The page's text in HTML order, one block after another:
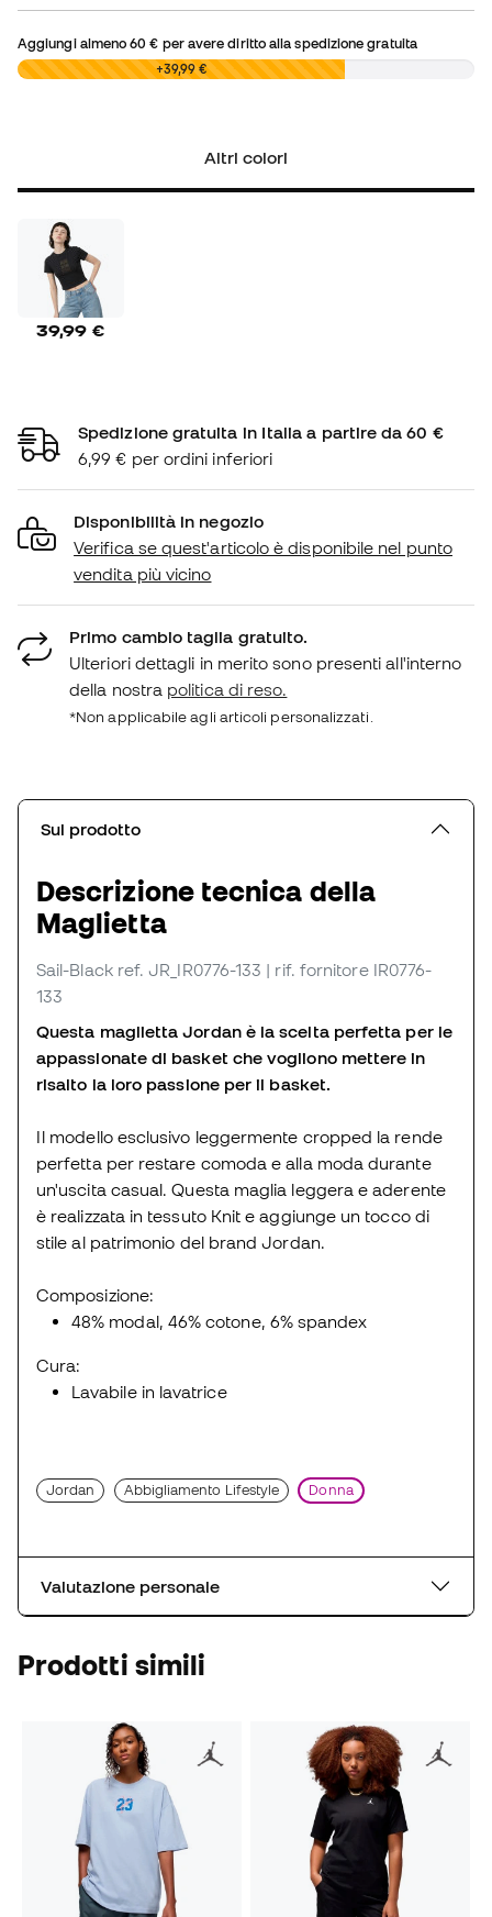
Aggiungi almeno60 € per avere diritto alla spedizione gratuita
0,00 € +39,99 €
Altri colori
39,99 €
Spedizione gratuita in Italia a partire da 60 €
6,99 € per ordini inferiori
Disponibilità in negozio
Verifica se quest'articolo è disponibile nel punto
vendita più vicino
Primo cambio taglia gratuito.
Ulteriori dettagli in merito sono presenti all'interno
della nostra politica di reso.
*Non applicabile agli articoli personalizzati.
Sul prodotto
Descrizione tecnica della
Maglietta
Sail-Black ref. JR_IR0776-133 | rif. fornitore IR0776-
133
Questa maglietta Jordan è la scelta perfetta per le
appassionate di basket che vogliono mettere in
risalto la loro passione per il basket.
Il modello esclusivo leggermente cropped la rende
perfetta per restare comoda e alla moda durante
un'uscita casual. Questa maglia leggera e aderente
è realizzata in tessuto Knit e aggiunge un tocco di
stile al patrimonio del brand Jordan.
Composizione:
48% modal, 46% cotone, 6% spandex
Cura:
Lavabile in lavatrice
Jordan Abbigliamento Lifestyle Donna
Valutazione personale
Prodotti simili